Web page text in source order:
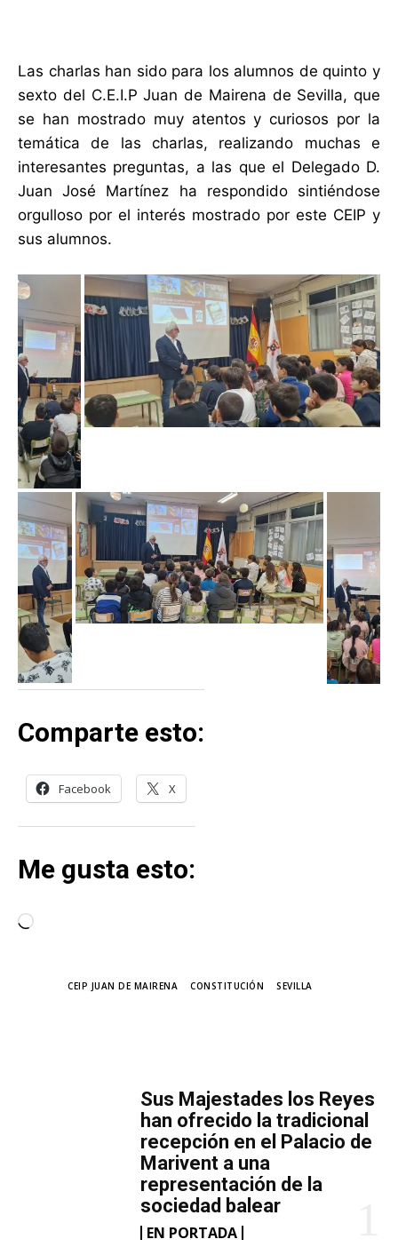
​Sus Majestades los Reyes
han ofrecido la tradicional
recepción en el Palacio de
Marivent​ a una
representación de la
sociedad balear
EN PORTADA
Las charlas han sido para los alumnos de quinto y
sexto del C.E.I.P Juan de Mairena de Sevilla, que
se han mostrado muy atentos y curiosos por la
temática de las charlas, realizando muchas e
interesantes preguntas, a las que el Delegado D.
Juan José Martínez ha respondido sintiéndose
orgulloso por el interés mostrado por este CEIP y
sus alumnos.
Comparte esto:
Facebook X
Me gusta esto:
C
CEIP JUAN DE MAIRENA CONSTITUCIÓN SEVILLA